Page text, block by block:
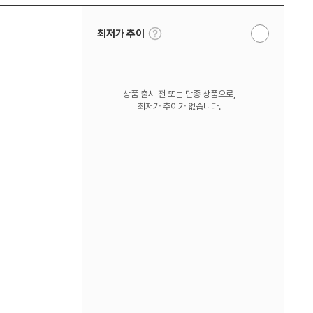
최저가 추이
툴
팁
알
상품 출시 전 또는 단종 상품으로,
최저가 추이가 없습니다.